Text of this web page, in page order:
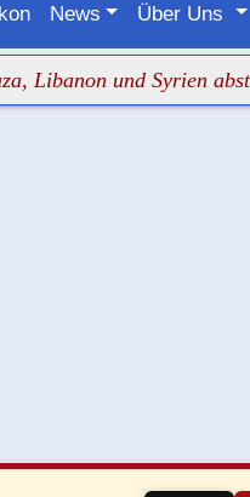
News Über Uns
und Syrien abstimmen